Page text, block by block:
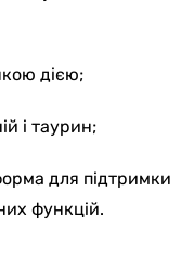
дією;
і таурин;
для підтримки
функцій.